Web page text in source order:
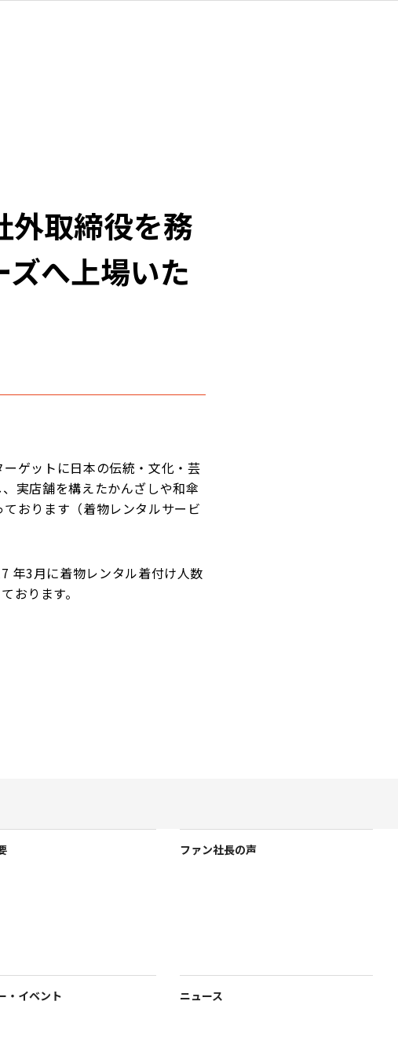
外取締役を務
へ上場いた
ゲットに日本の伝統・文化・芸
実店舗を構えたかんざしや和傘
おります（着物レンタルサービ
年3月に着物レンタル着付け人数
おります。
ファン社長の声
・イベント ニュース